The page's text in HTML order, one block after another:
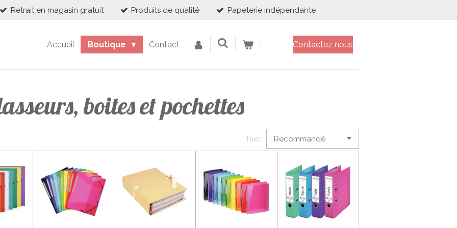
Retrait en magasin gratuit Produits de qualité Papeterie indépendante
Accueil Boutique Contact Contactez nous
boites et pochettes
Trier: